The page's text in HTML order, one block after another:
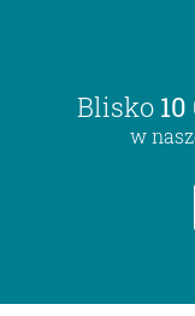
Blisko
w